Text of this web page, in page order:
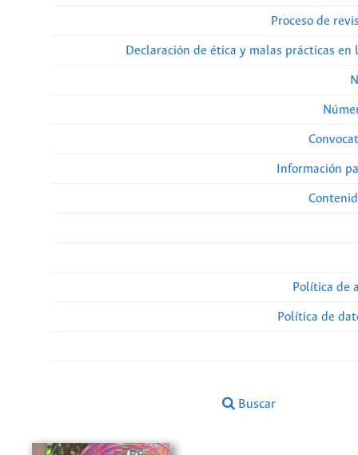
Proceso de
Declaración de ética y malas prácticas en
Información
Política de
Política de
Buscar